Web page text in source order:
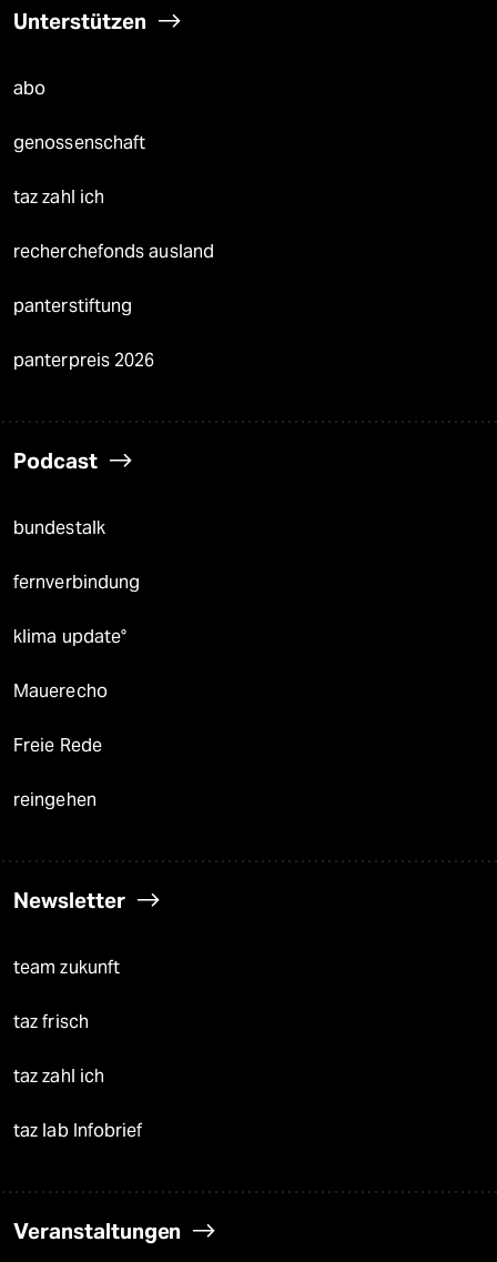
Unterstützen
abo
genossenschaft
taz zahl ich
recherchefonds ausland
panterstiftung
panterpreis 2026
Podcast
bundestalk
fernverbindung
klima update°
Mauerecho
Freie Rede
reingehen
Newsletter
team zukunft
taz frisch
taz zahl ich
taz lab Infobrief
Veranstaltungen